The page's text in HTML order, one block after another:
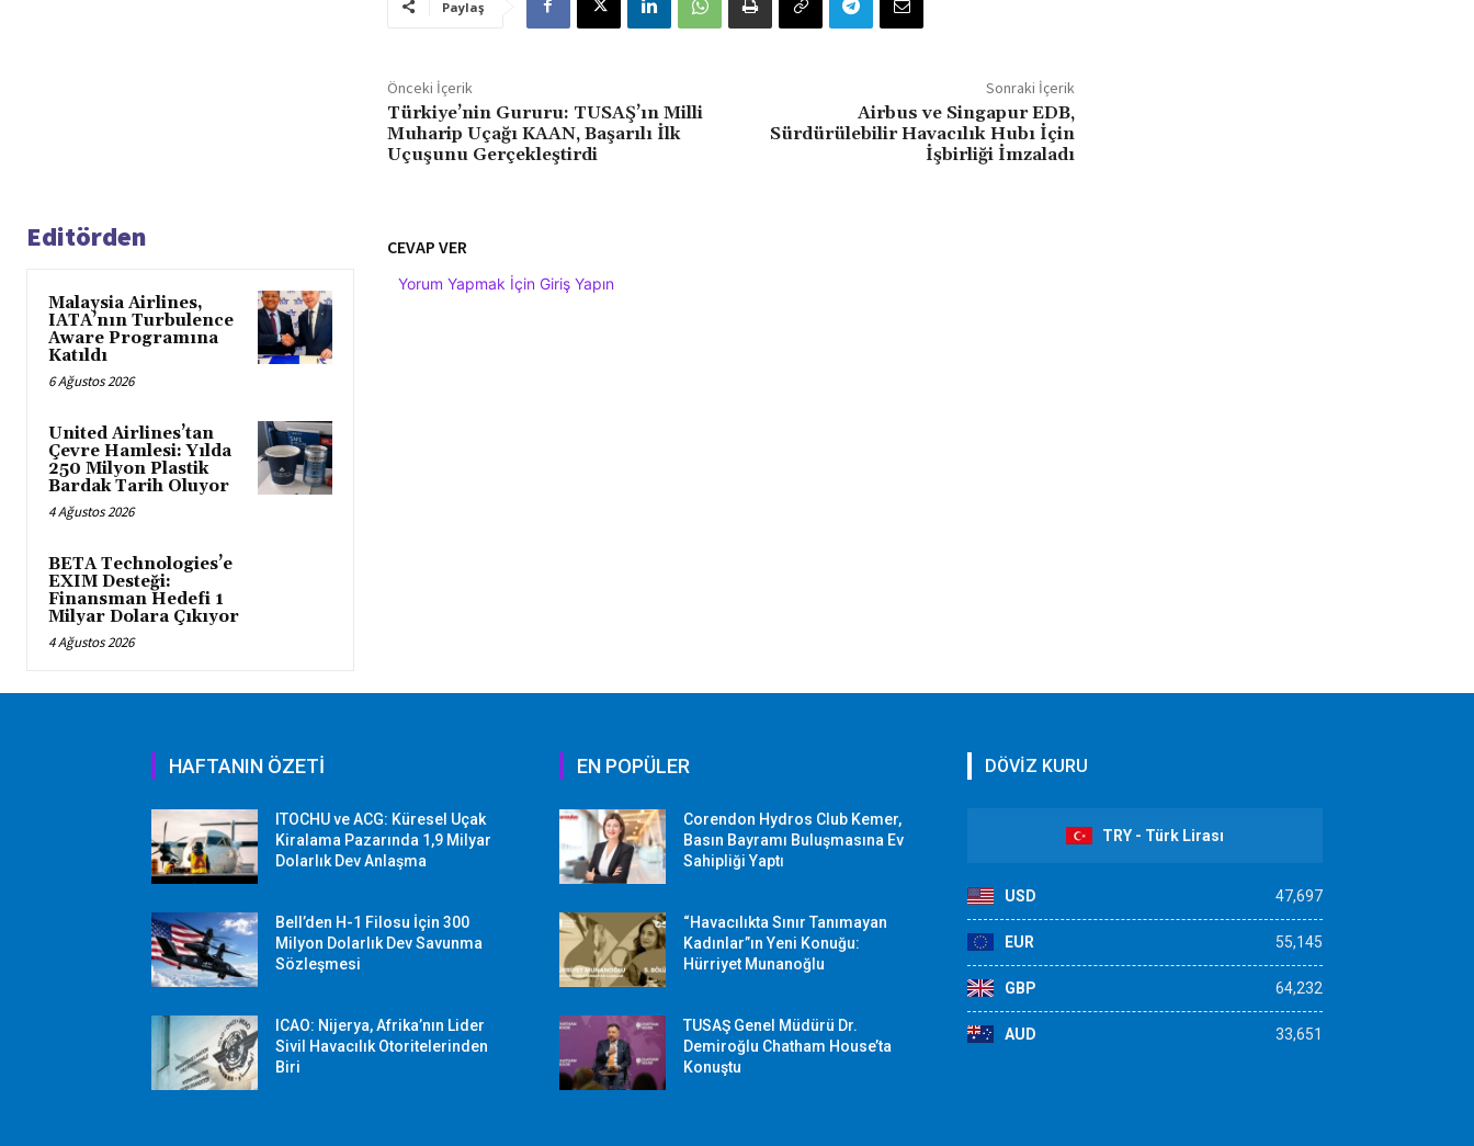
Paylaş
Önceki İçerik
Türkiye’nin Gururu: TUSAŞ’ın Milli
Muharip Uçağı KAAN, Başarılı İlk
Uçuşunu Gerçekleştirdi
Sonraki İçerik
Airbus ve Singapur EDB,
Sürdürülebilir Havacılık Hubı İçin
İşbirliği İmzaladı
Editörden
Malaysia Airlines,
IATA’nın Turbulence
Aware Programına
Katıldı
6 Ağustos 2026
United Airlines’tan
Çevre Hamlesi: Yılda
250 Milyon Plastik
Bardak Tarih Oluyor
4 Ağustos 2026
BETA Technologies’e
EXIM Desteği:
Finansman Hedefi 1
Milyar Dolara Çıkıyor
4 Ağustos 2026
CEVAP VER
Yorum Yapmak İçin Giriş Yapın
HAFTANIN ÖZETİ
ITOCHU ve ACG: Küresel Uçak
Kiralama Pazarında 1,9 Milyar
Dolarlık Dev Anlaşma
Bell’den H-1 Filosu İçin 300
Milyon Dolarlık Dev Savunma
Sözleşmesi
ICAO: Nijerya, Afrika’nın Lider
Sivil Havacılık Otoritelerinden
Biri
EN POPÜLER
Corendon Hydros Club Kemer,
Basın Bayramı Buluşmasına Ev
Sahipliği Yaptı
“Havacılıkta Sınır Tanımayan
Kadınlar”ın Yeni Konuğu:
Hürriyet Munanoğlu
TUSAŞ Genel Müdürü Dr.
Demiroğlu Chatham House’ta
Konuştu
DÖVİZ KURU
TRY - Türk Lirası
USD 47,697
EUR 55,145
GBP 64,232
AUD 33,651